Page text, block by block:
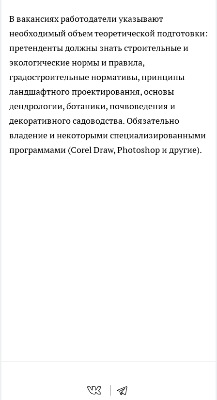
В вакансиях работодатели указывают
необходимый объем теоретической подготовки:
претенденты должны знать строительные и
экологические нормы и правила,
градостроительные нормативы, принципы
ландшафтного проектирования, основы
дендрологии, ботаники, почвоведения и
декоративного садоводства. Обязательно
владение и некоторыми специализированными
программами (Corel Draw, Photoshop и другие).